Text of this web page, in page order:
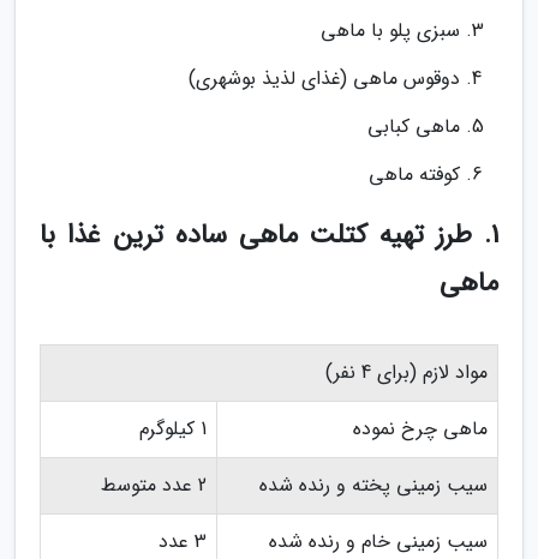
سبزی پلو با ماهی
دوقوس ماهی (غذای لذیذ بوشهری)
ماهی کبابی
کوفته ماهی
1. طرز تهیه کتلت ماهی ساده ترین غذا با
ماهی
مواد لازم (برای 4 نفر)
ماهی چرخ نموده
1 کیلوگرم
سیب زمینی پخته و رنده شده
2 عدد متوسط
سیب زمینی خام و رنده شده
3 عدد